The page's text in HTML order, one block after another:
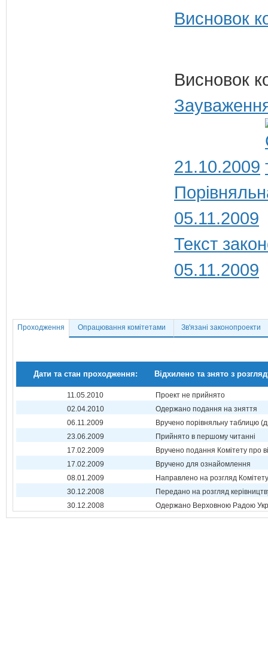
Висновок
Висновок
21.10.2009
05.11.2009
Текст
05.11.2009
Проходження Опрацювання комітетами Зв'язані законопроекти
Дати та стан проходження: Відхилено та знято з
11.05.2010
Проект не прийнято
02.04.2010
Одержано подання на зняття
06.11.2009
Вручено порівняльну таблицю
23.06.2009
Прийнято в першому читанні
17.02.2009
Вручено подання Комітету про
17.02.2009
Вручено для ознайомлення
08.01.2009
Направлено на розгляд Комітету
30.12.2008
Передано на розгляд
30.12.2008
Одержано Верховною Радою